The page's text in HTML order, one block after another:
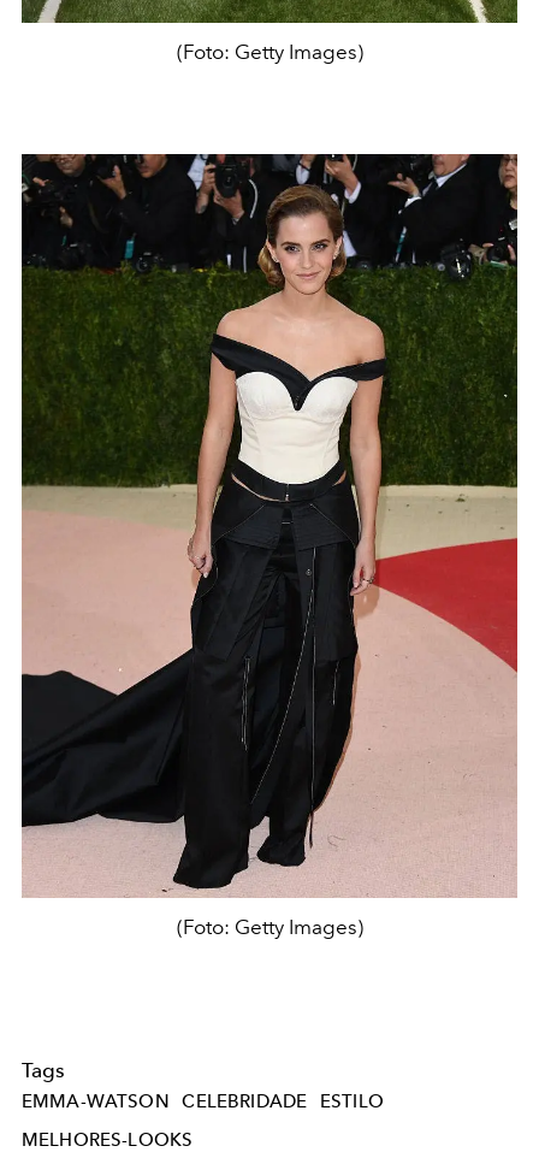
(Foto: Getty Images)
(Foto: Getty Images)
Tags
EMMA-WATSON CELEBRIDADE
ESTILO
MELHORES-LOOKS